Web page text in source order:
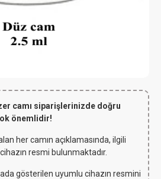
camı siparişlerinizde doğru
önemlidir!
her camın açıklamasında, ilgili
resmi bulunmaktadır.
gösterilen uyumlu cihazın resmini